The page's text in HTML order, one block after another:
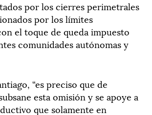
por los cierres perimetrales
por los límites
el toque de queda impuesto
comunidades autónomas y
“es preciso que de
esta omisión y se apoye a
que solamente en